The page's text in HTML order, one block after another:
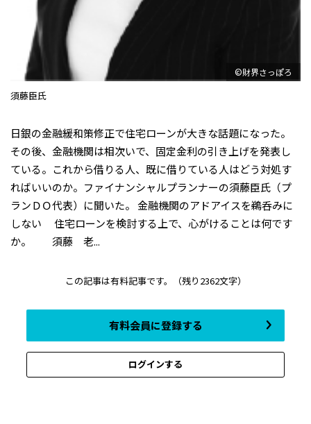
©財界さっぽろ
須藤臣氏
日銀の金融緩和策修正で住宅ローンが大きな話題になった。
その後、金融機関は相次いで、固定金利の引き上げを発表し
ている。これから借りる人、既に借りている人はどう対処す
ればいいのか。ファイナンシャルプランナーの須藤臣氏（プ
ランＤＯ代表）に聞いた。 金融機関のアドアイスを鵜呑みに
しない ――住宅ローンを検討する上で、心がけることは何です
か。 須藤 老...
この記事は有料記事です。 （残り2362文字）
有料会員に登録する
ログインする